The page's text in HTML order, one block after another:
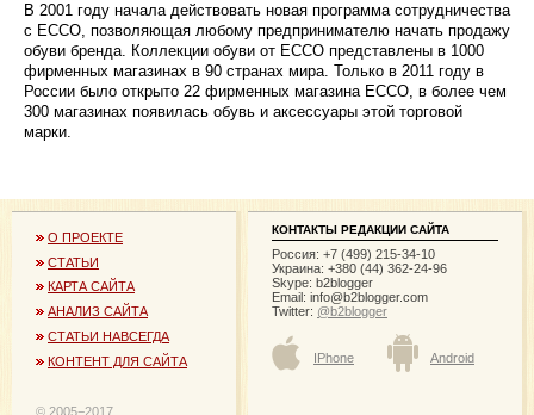
В 2001 году начала действовать новая программа сотрудничества
с ЕССО, позволяющая любому предпринимателю начать продажу
обуви бренда. Коллекции обуви от ЕССО представлены в 1000
фирменных магазинах в 90 странах мира. Только в 2011 году в
России было открыто 22 фирменных магазина ЕССО, в более чем
300 магазинах появилась обувь и аксессуары этой торговой
марки.
О ПРОЕКТЕ
СТАТЬИ
КАРТА САЙТА
АНАЛИЗ САЙТА
СТАТЬИ НАВСЕГДА
КОНТЕНТ ДЛЯ САЙТА
© 2005−2017,
КОНТАКТЫ РЕДАКЦИИ САЙТА
Россия: +7 (499) 215-34-10
Украина: +380 (44) 362-24-96
Skype: b2blogger
Email: info@b2blogger.com
Twitter: @b2blogger
IPhone Android